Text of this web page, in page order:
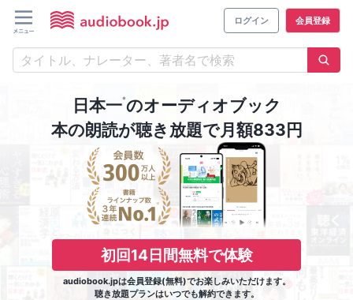
ログイン 会員登録
日本一※のオーディオブック
本の朗読が聴き放題で月額833円
初回14日間無料で体験
audiobook.jpは会員登録(無料)でお楽しみいただけます。
聴き放題プランはいつでも解約できます。